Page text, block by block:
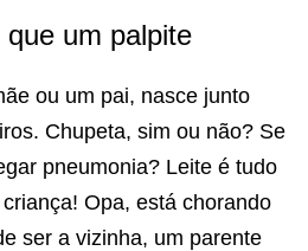
um palpite
ou um pai, nasce junto
Chupeta, sim ou não? Se
pneumonia? Leite é tudo
Opa, está chorando
ser a vizinha, um parente